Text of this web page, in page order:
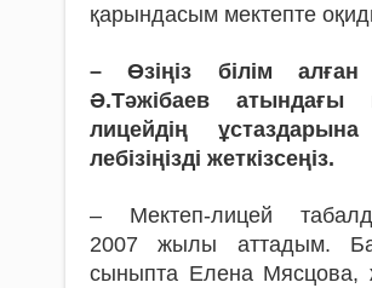
қарындасым мектепте
– Өзіңіз білім
Ә.Тәжібаев атындағы
лицейдің
лебізіңізді жеткізсеңіз.
– Мектеп-лицей
2007 жылы аттадым.
сыныпта Елена Мясцова,